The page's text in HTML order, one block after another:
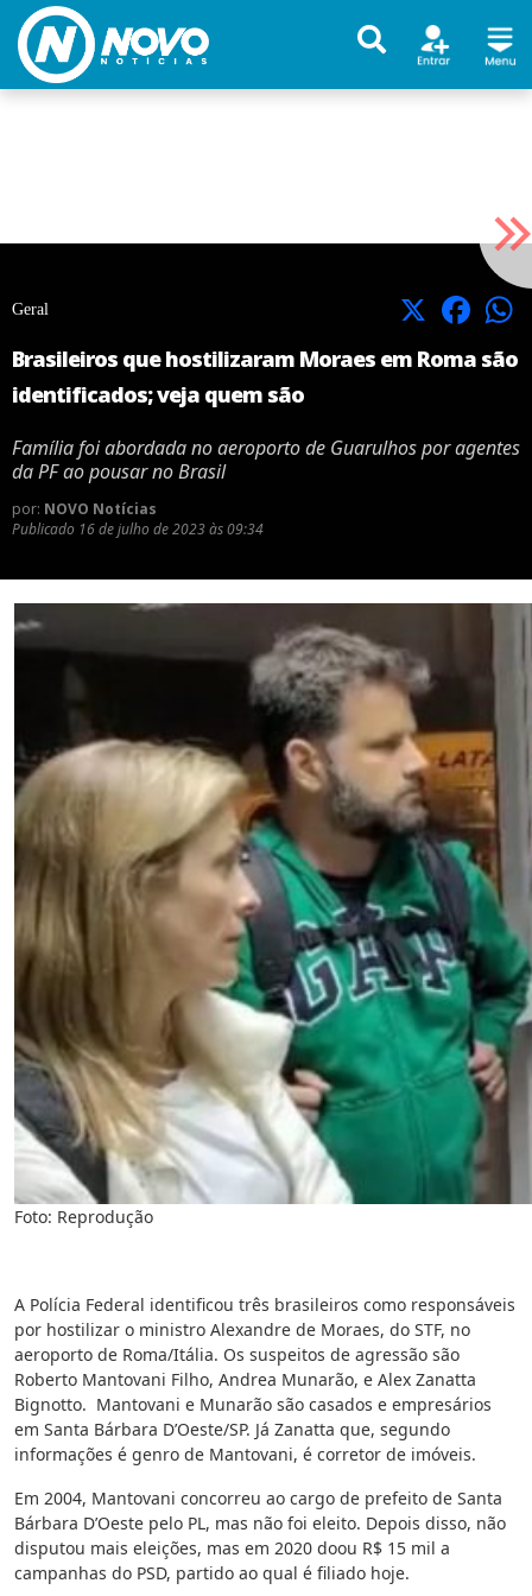
Geral X Facebook
Brasileiros que hostilizaram Moraes em Roma são
identificados; veja quem são
Família foi abordada no aeroporto de Guarulhos por agentes
da PF ao pousar no Brasil
por: NOVO Notícias
Publicado 16 de julho de 2023 às 09:34
Foto: Reprodução
A Polícia Federal identificou três brasileiros como responsáveis
por hostilizar o ministro Alexandre de Moraes, do STF, no
aeroporto de Roma/Itália. Os suspeitos de agressão são
Roberto Mantovani Filho, Andrea Munarão, e Alex Zanatta
Bignotto. Mantovani e Munarão são casados e empresários
em Santa Bárbara D’Oeste/SP. Já Zanatta que, segundo
informações é genro de Mantovani, é corretor de imóveis.
Em 2004, Mantovani concorreu ao cargo de prefeito de Santa
Bárbara D’Oeste pelo PL, mas não foi eleito. Depois disso, não
disputou mais eleições, mas em 2020 doou R$ 15 mil a
campanhas do PSD, partido ao qual é filiado hoje.